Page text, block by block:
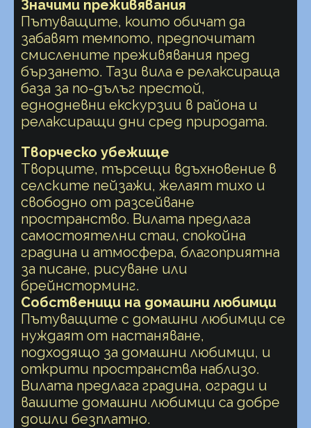
Значими преживявания
Пътуващите, които обичат да
забавят темпото, предпочитат
смислените преживявания пред
бързането. Тази вила е релаксираща
база за по-дълъг престой,
еднодневни екскурзии в района и
релаксиращи дни сред природата.
Творческо убежище
Творците, търсещи вдъхновение в
селските пейзажи, желаят тихо и
свободно от разсейване
пространство. Вилата предлага
самостоятелни стаи, спокойна
градина и атмосфера, благоприятна
за писане, рисуване или
брейнсторминг.
Собственици на домашни любимци
Пътуващите с домашни любимци се
нуждаят от настаняване,
подходящо за домашни любимци, и
открити пространства наблизо.
Вилата предлага градина, огради и
вашите домашни любимци са добре
дошли безплатно.